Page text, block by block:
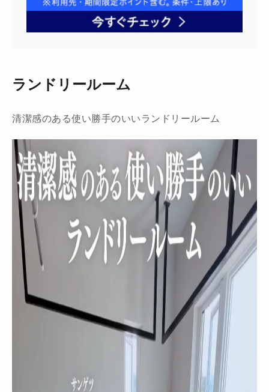
ランドリールーム
清潔感のある使い勝手のいいランドリールーム